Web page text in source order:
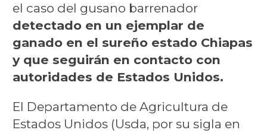
el caso del gusano barrenador
detectado en un ejemplar de
ganado en el sureño estado Chiapas
y que seguirán en contacto con
autoridades de Estados Unidos.
El Departamento de Agricultura de
Estados Unidos (Usda, por su sigla en